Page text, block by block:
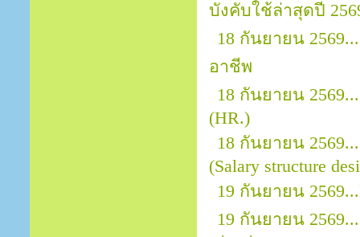
บังคับใช้ล่าสุดปี
18 กันยายน
อาชีพ
18 กันยายน
(HR.)
18 กันยายน
(Salary structure
19 กันยายน
19 กันยายน